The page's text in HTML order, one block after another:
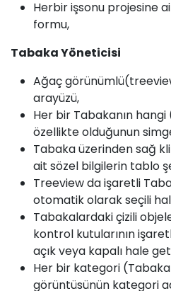
Herbir işsonu projesine
formu,
Tabaka Yöneticisi
Ağaç
arayüzü,
Her bir Tabakanın
özellikte olduğunun
Tabaka üzerinden sağ
ait sözel bilgilerin tablo
Treeview da işaretli
otomatik olarak seçili
Tabakalardaki çizili
kontrol kutularının
açık veya kapalı hale
Her bir kategori
görüntüsünün kategori
Ana Sayfa •
Telif hakkı © Oda